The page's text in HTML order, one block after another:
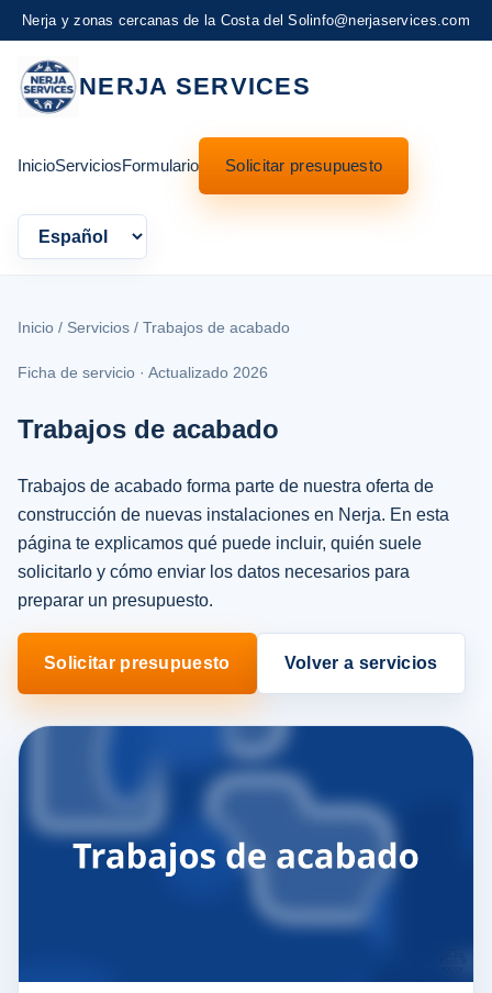
Nerja y zonas cercanas de la Costa del Solinfo@nerjaservices.com
NERJA SERVICES
InicioServiciosFormulario Solicitar presupuesto
Language
Inicio / Servicios / Trabajos de acabado
Ficha de servicio · Actualizado 2026
Trabajos de acabado
Trabajos de acabado forma parte de nuestra oferta de
construcción de nuevas instalaciones en Nerja. En esta
página te explicamos qué puede incluir, quién suele
solicitarlo y cómo enviar los datos necesarios para
preparar un presupuesto.
Solicitar presupuesto Volver a servicios